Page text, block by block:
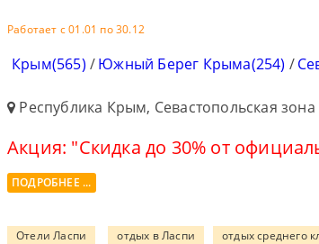
Работает с 01.01 по 30.12
Крым(565) /Южный Берег Крыма(254) /
Республика Крым, Севастопольская
Акция: "Скидка до 30% от
ПОДРОБНЕЕ ...
Отели Ласпи отдых в Ласпи отдых среднего